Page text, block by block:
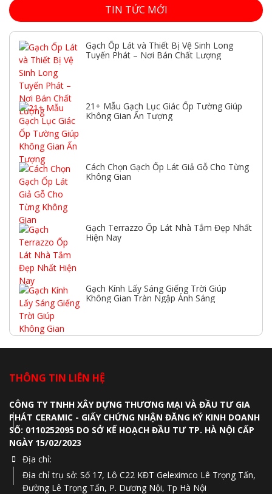
TIN TỨC MỚI
Gạch Ốp Lát và Thiết Bị Vệ Sinh Long
Tuyến Phát – Nơi Bán Chất Lượng
21+ Mẫu Gạch Lục Giác Ốp Tường Giúp
Không Gian Ấn Tượng
Cách Chọn Gạch Ốp Lát Giả Gỗ Cho Từng
Không Gian
Gạch Terrazzo Ốp Lát Nhà Tắm Đẹp Nhất
Hiện Nay
Gạch Kính Lấy Sáng Giếng Trời Giúp
Không Gian Tràn Ngập Ánh Sáng
THÔNG TIN LIÊN HỆ
CÔNG TY TNHH XÂY DỰNG THƯƠNG MẠI VÀ ĐẦU TƯ GIA
PHÁT CERAMIC - GIẤY CHỨNG NHẬN ĐĂNG KÝ KINH DOANH
SỐ: 0110252095 DO SỞ KẾ HOẠCH ĐẦU TƯ TP. HÀ NỘI CẤP
NGÀY 15/02/2023
Địa chỉ:
Địa chỉ trụ sở: Số 17, Lô C22 KĐT Geleximco Lê Trọng Tấn,
Đường Lê Trọng Tấn, P. Dương Nội, Tp Hà Nội